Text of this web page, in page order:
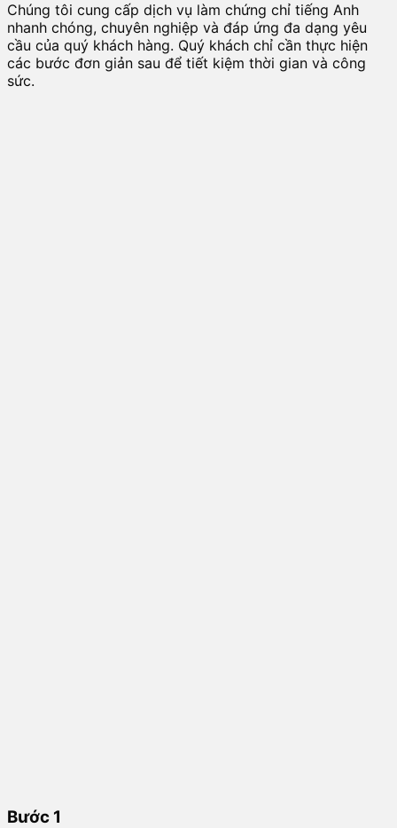
Chúng tôi cung cấp dịch vụ làm chứng chỉ tiếng Anh
nhanh chóng, chuyên nghiệp và đáp ứng đa dạng yêu
cầu của quý khách hàng. Quý khách chỉ cần thực hiện
các bước đơn giản sau để tiết kiệm thời gian và công
sức.
Bước 1